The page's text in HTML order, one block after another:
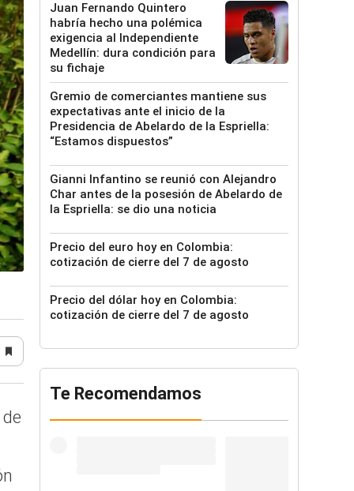
Juan Fernando Quintero
habría hecho una polémica
exigencia al Independiente
Medellín: dura condición para
su fichaje
Gremio de comerciantes mantiene sus
expectativas ante el inicio de la
Presidencia de Abelardo de la Espriella:
“Estamos dispuestos”
Gianni Infantino se reunió con Alejandro
Char antes de la posesión de Abelardo de
la Espriella: se dio una noticia
Precio del euro hoy en Colombia:
cotización de cierre del 7 de agosto
Precio del dólar hoy en Colombia:
cotización de cierre del 7 de agosto
Te Recomendamos